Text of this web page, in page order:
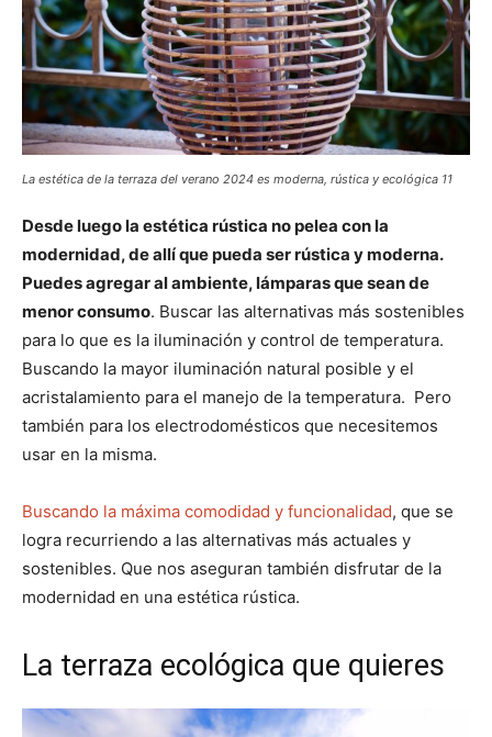
La estética de la terraza del verano 2024 es moderna, rústica y ecológica 11
Desde luego la estética rústica no pelea con la
modernidad, de allí que pueda ser rústica y moderna.
Puedes agregar al ambiente, lámparas que sean de
menor consumo. Buscar las alternativas más sostenibles
para lo que es la iluminación y control de temperatura.
Buscando la mayor iluminación natural posible y el
acristalamiento para el manejo de la temperatura. Pero
también para los electrodomésticos que necesitemos
usar en la misma.
Buscando la máxima comodidad y funcionalidad, que se
logra recurriendo a las alternativas más actuales y
sostenibles. Que nos aseguran también disfrutar de la
modernidad en una estética rústica.
La terraza ecológica que quieres